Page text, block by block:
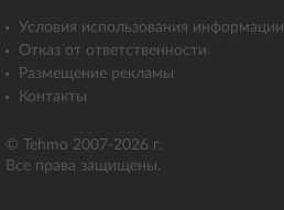
© Tehmo 2007-2026 г.
Все права защищены.
Условия использования информации
Отказ от ответственности
Размещение рекламы
Контакты